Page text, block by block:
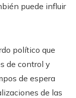
puede influir
político que
de control y
de espera
de las